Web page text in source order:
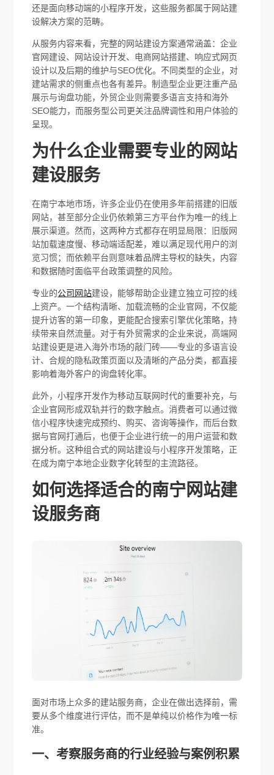
还是面向移动端的小程序开发，这些服务都属于网站建
设解决方案的范畴。
从服务内容来看，完整的网站建设方案通常涵盖：企业
官网建设、网站设计开发、电商网站搭建、响应式网页
设计以及后期的维护与SEO优化。不同类型的企业，对
建站需求的侧重点也各有差异。制造型企业更注重产品
展示与询盘功能，外贸企业则需要多语言支持和海外
SEO能力，而服务型公司更关注品牌调性和用户体验的
呈现。
为什么企业需要专业的网站
建设服务
在南宁本地市场，许多企业仍在使用多年前搭建的旧版
网站，甚至部分企业仍依赖第三方平台作为唯一的线上
展示渠道。然而，这两种方式都存在明显局限：旧版网
站加载速度慢、移动端适配差，难以满足现代用户的浏
览习惯；而依赖平台则意味着品牌主导权的缺失，内容
和数据随时面临平台政策调整的风险。
专业的公司网站建设，能够帮助企业建立独立可控的线
上资产。一个结构清晰、加载流畅的企业官网，不仅能
提升访客的第一印象，更能配合搜索引擎优化策略，持
续带来自然流量。对于有外贸需求的企业来说，高端网
站建设更是进入海外市场的敲门砖——专业的多语言设
计、合规的隐私政策页面以及清晰的产品分类，都直接
影响着海外客户的询盘转化率。
此外，小程序开发作为移动互联网时代的重要补充，与
企业官网形成双轨并行的数字触点。消费者可以通过微
信小程序快速完成预约、购买、咨询等操作，而后台数
据与官网打通后，也便于企业进行统一的用户运营和数
据分析。这种组合式的网站建设与小程序开发策略，正
在成为南宁本地企业数字化转型的主流路径。
如何选择适合的南宁网站建
设服务商
面对市场上众多的建站服务商，企业在做出选择前，需
要从多个维度进行评估，而不是单纯以价格作为唯一标
准。
一、考察服务商的行业经验与案例积累